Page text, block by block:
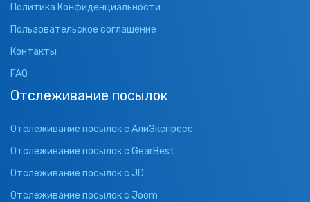
Политика Конфиденциальности
Пользовательское соглашение
Контакты
FAQ
Отслеживание посылок
Отслеживание посылок с АлиЭкспресс
Отслеживание посылок с GearBest
Отслеживание посылок с JD
Отслеживание посылок с Joom